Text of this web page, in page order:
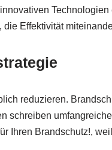
Effektivität
reduzieren.
Ihren Brandschutz!,